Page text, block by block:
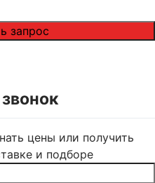
цены или получить
и подборе